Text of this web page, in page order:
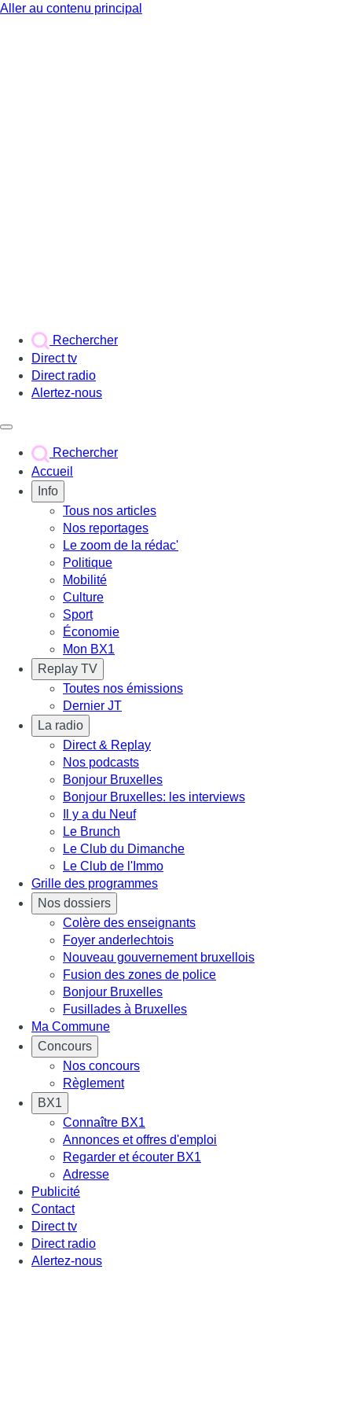
Aller au contenu principal
Rechercher
Direct tv
Direct radio
Alertez-nous
Rechercher
Accueil
Info
Tous nos articles
Nos reportages
Le zoom de la rédac'
Politique
Mobilité
Culture
Sport
Économie
Mon BX1
Replay TV
Toutes nos émissions
Dernier JT
La radio
Direct & Replay
Nos podcasts
Bonjour Bruxelles
Bonjour Bruxelles: les interviews
Il y a du Neuf
Le Brunch
Le Club du Dimanche
Le Club de l'Immo
Grille des programmes
Nos dossiers
Colère des enseignants
Foyer anderlechtois
Nouveau gouvernement bruxellois
Fusion des zones de police
Bonjour Bruxelles
Fusillades à Bruxelles
Ma Commune
Concours
Nos concours
Règlement
BX1
Connaître BX1
Annonces et offres d'emploi
Regarder et écouter BX1
Adresse
Publicité
Contact
Direct tv
Direct radio
Alertez-nous